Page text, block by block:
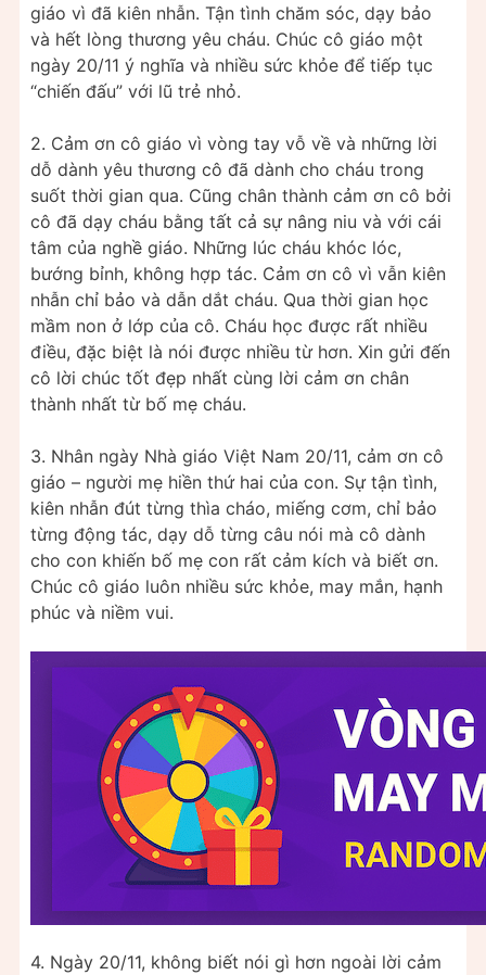
giáo vì đã kiên nhẫn. Tận tình chăm sóc, dạy bảo
và hết lòng thương yêu cháu. Chúc cô giáo một
ngày 20/11 ý nghĩa và nhiều sức khỏe để tiếp tục
“chiến đấu” với lũ trẻ nhỏ.
2. Cảm ơn cô giáo vì vòng tay vỗ về và những lời
dỗ dành yêu thương cô đã dành cho cháu trong
suốt thời gian qua. Cũng chân thành cảm ơn cô bởi
cô đã dạy cháu bằng tất cả sự nâng niu và với cái
tâm của nghề giáo. Những lúc cháu khóc lóc,
bướng bỉnh, không hợp tác. Cảm ơn cô vì vẫn kiên
nhẫn chỉ bảo và dẫn dắt cháu. Qua thời gian học
mầm non ở lớp của cô. Cháu học được rất nhiều
điều, đặc biệt là nói được nhiều từ hơn. Xin gửi đến
cô lời chúc tốt đẹp nhất cùng lời cảm ơn chân
thành nhất từ bố mẹ cháu.
3. Nhân ngày Nhà giáo Việt Nam 20/11, cảm ơn cô
giáo – người mẹ hiền thứ hai của con. Sự tận tình,
kiên nhẫn đút từng thìa cháo, miếng cơm, chỉ bảo
từng động tác, dạy dỗ từng câu nói mà cô dành
cho con khiến bố mẹ con rất cảm kích và biết ơn.
Chúc cô giáo luôn nhiều sức khỏe, may mắn, hạnh
phúc và niềm vui.
4. Ngày 20/11, không biết nói gì hơn ngoài lời cảm